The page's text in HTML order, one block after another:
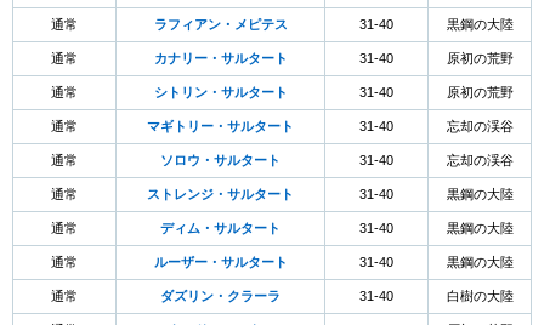
通常 ラフィアン・メピテス 31-40 黒鋼の大陸
通常 カナリー・サルタート 31-40 原初の荒野
通常 シトリン・サルタート 31-40 原初の荒野
通常 マギトリー・サルタート 31-40 忘却の渓谷
通常 ソロウ・サルタート 31-40 忘却の渓谷
通常 ストレンジ・サルタート 31-40 黒鋼の大陸
通常 ディム・サルタート 31-40 黒鋼の大陸
通常 ルーザー・サルタート 31-40 黒鋼の大陸
通常 ダズリン・クラーラ 31-40 白樹の大陸